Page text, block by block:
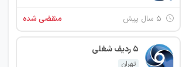
منقضی شده
5 ردیف شغلی
تهران